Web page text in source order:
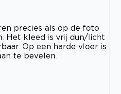
precies als op de foto
Het kleed is vrij dun/licht
Op een harde vloer is
te bevelen.